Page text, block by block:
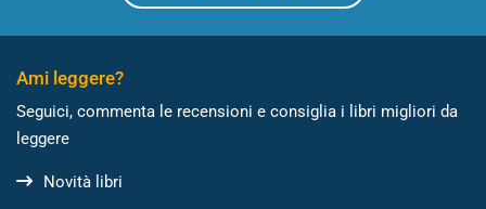
Ami leggere?
Seguici, commenta le recensioni e consiglia i libri migliori da
leggere
Novità libri